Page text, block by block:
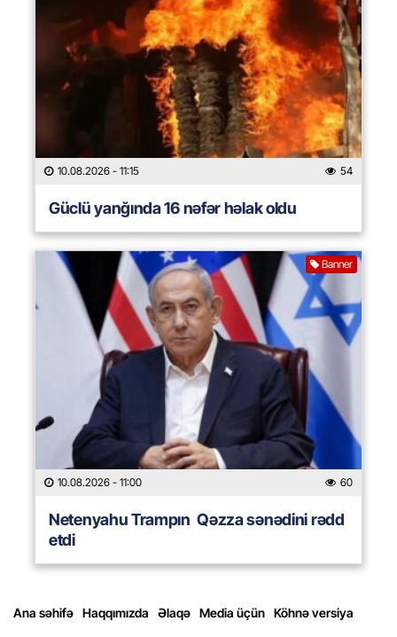
10.08.2026 - 11:15 54
Güclü yanğında 16 nəfər həlak oldu
Banner
10.08.2026 - 11:00 60
Netenyahu Trampın Qəzza sənədini rədd
etdi
Ana səhifə Haqqımızda Əlaqə Media üçün Köhnə versiya